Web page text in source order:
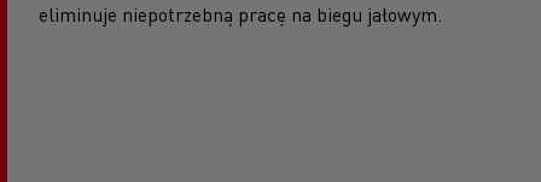
eliminuje niepotrzebną pracę na biegu jałowym.